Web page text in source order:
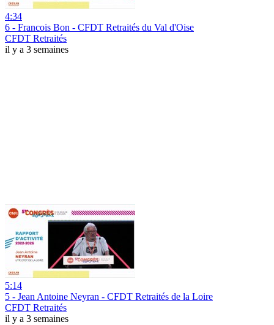
4:34
6 - Francois Bon - CFDT Retraités du Val d'Oise
CFDT Retraités
il y a 3 semaines
5:14
5 - Jean Antoine Neyran - CFDT Retraités de la Loire
CFDT Retraités
il y a 3 semaines